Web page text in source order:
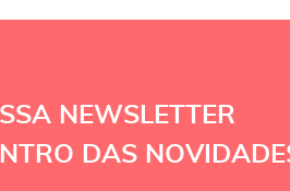
NEWSLETTER
DAS